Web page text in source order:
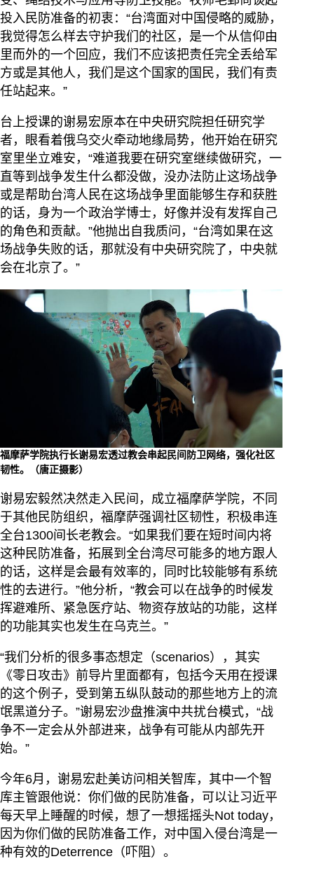
投入民防准备的初衷：“台湾面对中国侵略的威胁，
我觉得怎么样去守护我们的社区，是一个从信仰由
里而外的一个回应，我们不应该把责任完全丢给军
方或是其他人，我们是这个国家的国民，我们有责
任站起来。”
台上授课的谢易宏原本在中央研究院担任研究学
者，眼看着俄乌交火牵动地缘局势，他开始在研究
室里坐立难安，“难道我要在研究室继续做研究，一
直等到战争发生什么都没做，没办法防止这场战争
或是帮助台湾人民在这场战争里面能够生存和获胜
的话，身为一个政治学博士，好像并没有发挥自己
的角色和贡献。”他抛出自我质问，“台湾如果在这
场战争失败的话，那就没有中央研究院了，中央就
会在北京了。”
福摩萨学院执行长谢易宏透过教会串起民间防卫网络，强化社区
韧性。（唐正摄影）
谢易宏毅然决然走入民间，成立福摩萨学院，不同
于其他民防组织，福摩萨强调社区韧性，积极串连
全台1300间长老教会。“如果我们要在短时间内将
这种民防准备，拓展到全台湾尽可能多的地方跟人
的话，这样是会最有效率的，同时比较能够有系统
性的去进行。”他分析，“教会可以在战争的时候发
挥避难所、紧急医疗站、物资存放站的功能，这样
的功能其实也发生在乌克兰。”
“我们分析的很多事态想定（scenarios），其实
《零日攻击》前导片里面都有，包括今天用在授课
的这个例子，受到第五纵队鼓动的那些地方上的流
氓黑道分子。”谢易宏沙盘推演中共扰台模式，“战
争不一定会从外部进来，战争有可能从内部先开
始。”
今年6月，谢易宏赴美访问相关智库，其中一个智
库主管跟他说：你们做的民防准备，可以让习近平
每天早上睡醒的时候，想了一想摇摇头Not today，
因为你们做的民防准备工作，对中国入侵台湾是一
种有效的Deterrence（吓阻）。